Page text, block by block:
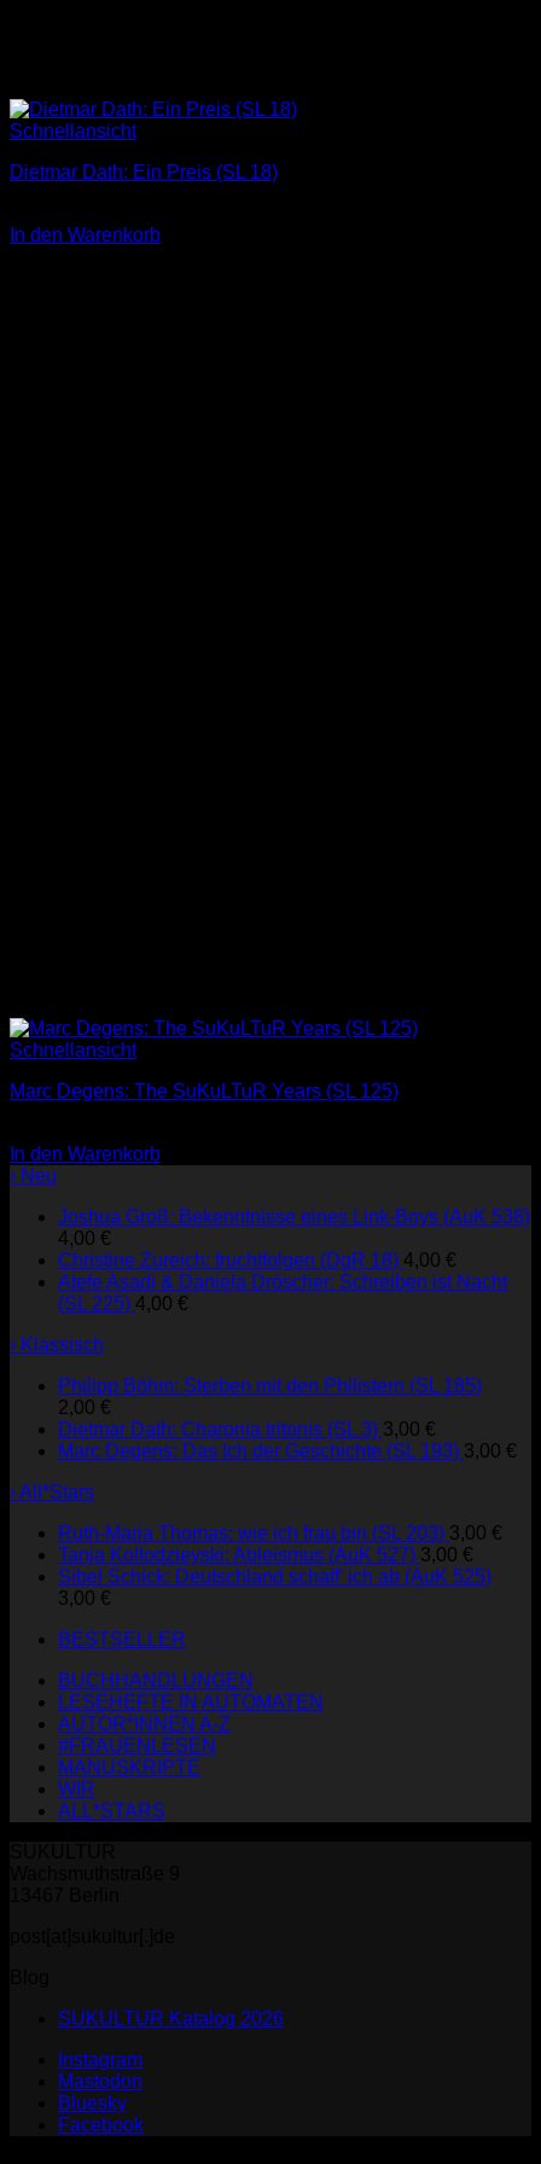
Schnellansicht
Dietmar Dath: Ein Preis (SL 18)
In den Warenkorb
Schnellansicht
Marc Degens: The SuKuLTuR Years (SL 125)
In den Warenkorb
› Neu
Joshua Groß: Bekenntnisse eines Link-Boys (AuK 538)
4,00 €
Christine Zureich: fruchtfolgen (DgR 18) 4,00 €
Atefe Asadi & Daniela Dröscher: Schreiben ist Nacht
(SL 225) 4,00 €
› Klassisch
Philipp Böhm: Sterben mit den Philistern (SL 185)
2,00 €
Dietmar Dath: Charonia tritonis (SL 3) 3,00 €
Marc Degens: Das Ich der Geschichte (SL 193) 3,00 €
› All*Stars
Ruth-Maria Thomas: wie ich frau bin (SL 203) 3,00 €
Tanja Kollodzieyski: Ableismus (AuK 527) 3,00 €
Sibel Schick: Deutschland schaff' ich ab (AuK 525)
3,00 €
BESTSELLER
BUCHHANDLUNGEN
LESEHEFTE IN AUTOMATEN
AUTOR*INNEN A-Z
#FRAUENLESEN
MANUSKRIPTE
WIR
ALL*STARS
SUKULTUR Katalog 2026
Instagram
Mastodon
Bluesky
Facebook